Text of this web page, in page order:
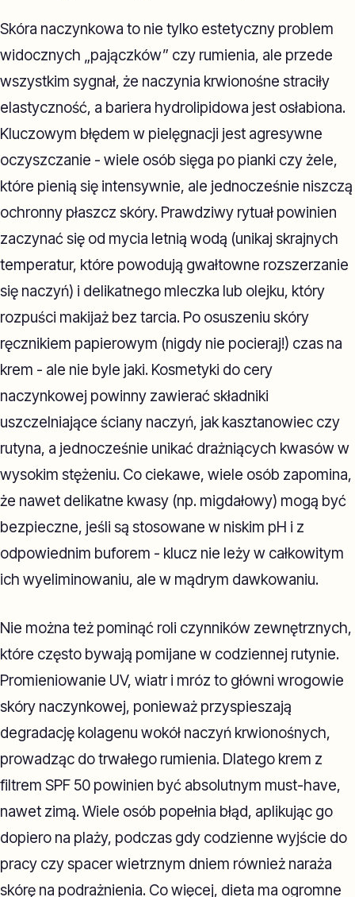
Skóra naczynkowa to nie tylko estetyczny problem
widocznych „pajączków” czy rumienia, ale przede
wszystkim sygnał, że naczynia krwionośne straciły
elastyczność, a bariera hydrolipidowa jest osłabiona.
Kluczowym błędem w pielęgnacji jest agresywne
oczyszczanie - wiele osób sięga po pianki czy żele,
które pienią się intensywnie, ale jednocześnie niszczą
ochronny płaszcz skóry. Prawdziwy rytuał powinien
zaczynać się od mycia letnią wodą (unikaj skrajnych
temperatur, które powodują gwałtowne rozszerzanie
się naczyń) i delikatnego mleczka lub olejku, który
rozpuści makijaż bez tarcia. Po osuszeniu skóry
ręcznikiem papierowym (nigdy nie pocieraj!) czas na
krem - ale nie byle jaki. Kosmetyki do cery
naczynkowej powinny zawierać składniki
uszczelniające ściany naczyń, jak kasztanowiec czy
rutyna, a jednocześnie unikać drażniących kwasów w
wysokim stężeniu. Co ciekawe, wiele osób zapomina,
że nawet delikatne kwasy (np. migdałowy) mogą być
bezpieczne, jeśli są stosowane w niskim pH i z
odpowiednim buforem - klucz nie leży w całkowitym
ich wyeliminowaniu, ale w mądrym dawkowaniu.
Nie można też pominąć roli czynników zewnętrznych,
które często bywają pomijane w codziennej rutynie.
Promieniowanie UV, wiatr i mróz to główni wrogowie
skóry naczynkowej, ponieważ przyspieszają
degradację kolagenu wokół naczyń krwionośnych,
prowadząc do trwałego rumienia. Dlatego krem z
filtrem SPF 50 powinien być absolutnym must-have,
nawet zimą. Wiele osób popełnia błąd, aplikując go
dopiero na plaży, podczas gdy codzienne wyjście do
pracy czy spacer wietrznym dniem również naraża
skórę na podrażnienia. Co więcej, dieta ma ogromne